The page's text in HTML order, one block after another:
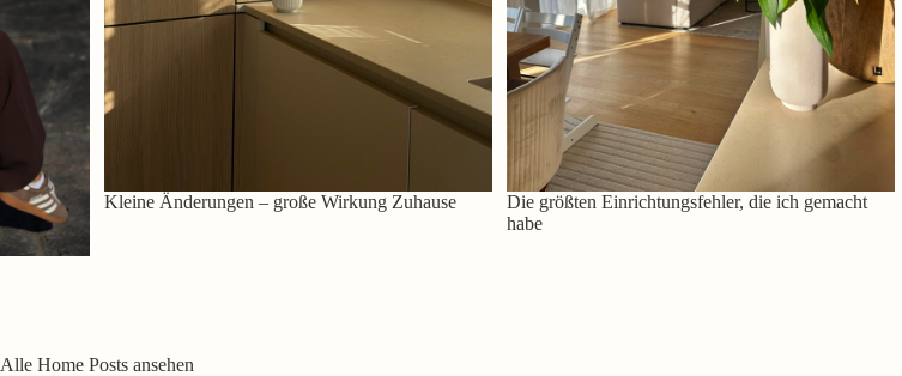
Kleine Änderungen – große Wirkung Zuhause
Die größten Einrichtungsfehler, die ich gemacht
habe
Alle Home Posts ansehen